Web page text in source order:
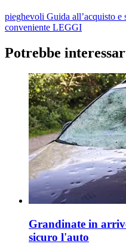
pieghevoli Guida all’acquisto e
conveniente LEGGI
Potrebbe
Grandinate in
sicuro l'auto